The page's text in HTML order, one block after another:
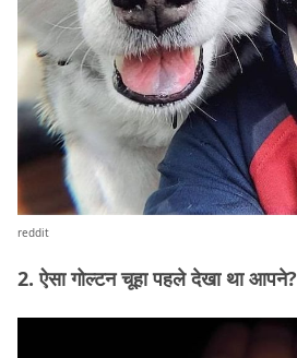
reddit
2. ऐसा गोल्टन चूहा पहले देखा था आपने?